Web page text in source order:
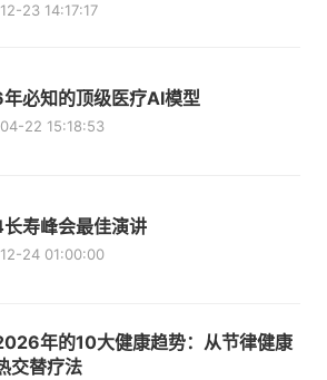
23 14:17:17
必知的顶级医疗AI模型
22 15:18:53
寿峰会最佳演讲
24 01:00:00
年的10大健康趋势：从节律健康
交替疗法